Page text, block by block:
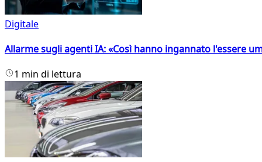
Digitale
Allarme sugli agenti IA: «Così hanno ingannato l'essere
1 min di lettura